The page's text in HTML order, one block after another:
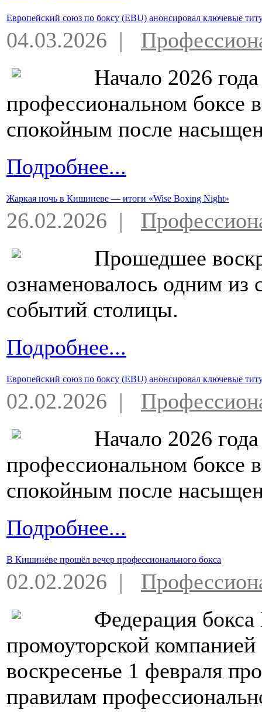
Европейский союз по боксу (EBU) анонсировал ключевые
04.03.2026 |
Начало 2026
профессиональном боксе
спокойным после
Подробнее...
Жаркая ночь в Кишиневе — итоги «Wise Boxing Night»
26.02.2026 |
Прошедшее
ознаменовалось одним
событий столицы.
Подробнее...
Европейский союз по боксу (EBU) анонсировал ключевые
02.02.2026 |
Начало 2026
профессиональном боксе
спокойным после
Подробнее...
В Кишинёве прошёл вечер профессионального бокса
02.02.2026 |
Федерация
промоуторской
воскресенье 1 февраля
правилам